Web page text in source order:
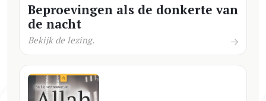
Beproevingen als de donkerte van
de nacht
Bekijk de lezing.